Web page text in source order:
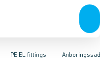
Muffer, klemmer &
PE EL fittings
Duktiljern fittingsAnboringssadler-